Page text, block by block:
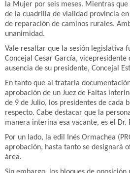
la Mujer por seis meses. Mientras
de la cuadrilla de vialidad provincia
de reparación de caminos rurales.
unanimidad.
Vale resaltar que la sesión legislativa
Concejal Cesar García, vicepresidente
ausencia de su presidente, Concejal
En tanto que al tratarla
aprobación de un Juez de Faltas
de 9 de Julio, los presidentes de cada
respecto. Cabe destacar que la
manera interina esa vacante, es el Dr.
Por un lado, la edil Inés Ormachea
aprobación, hasta tanto se designará
área.